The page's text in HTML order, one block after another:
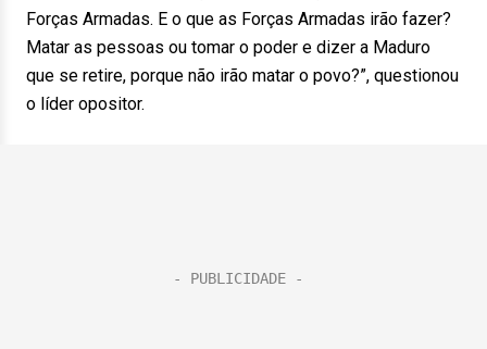
Forças Armadas. E o que as Forças Armadas irão fazer?
Matar as pessoas ou tomar o poder e dizer a Maduro
que se retire, porque não irão matar o povo?”, questionou
o líder opositor.